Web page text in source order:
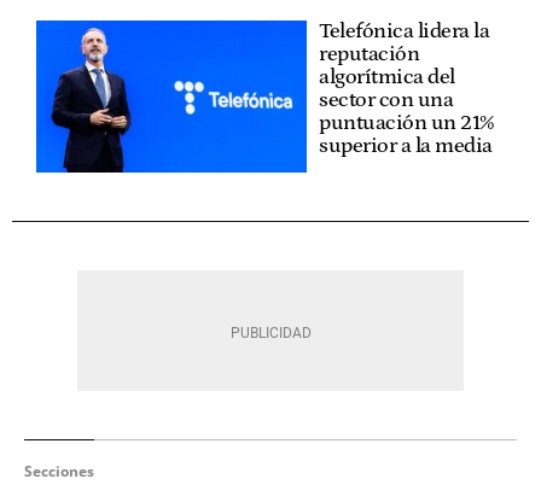
Telefónica lidera la
reputación
algorítmica del
sector con una
puntuación un 21%
superior a la media
Secciones